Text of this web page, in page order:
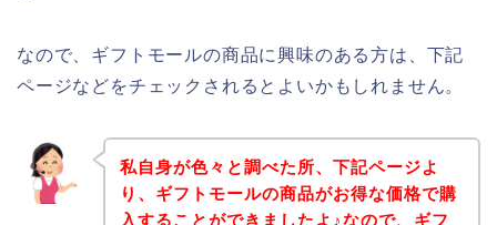
なので、ギフトモールの商品に興味のある方は、下記
ページなどをチェックされるとよいかもしれません。
私自身が色々と調べた所、下記ページよ
り、ギフトモールの商品がお得な価格で購
入することができましたよ♪なので、ギフ